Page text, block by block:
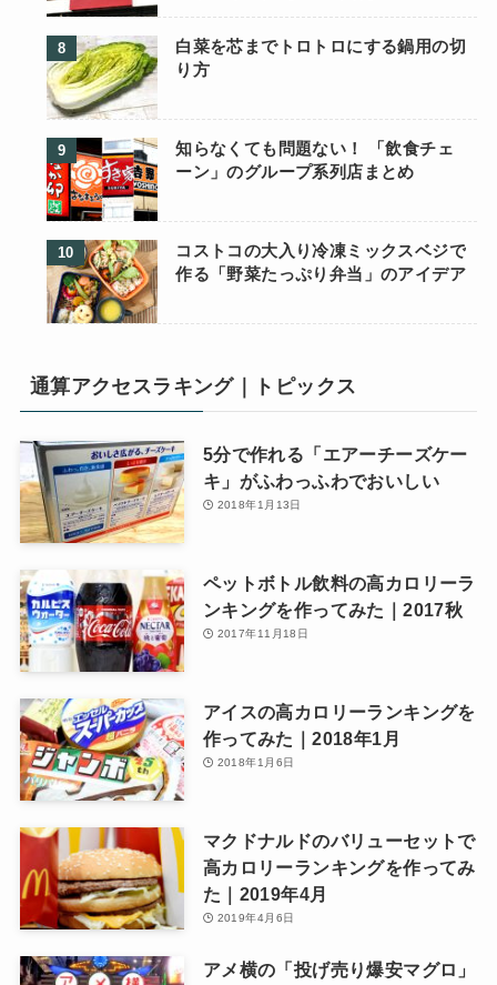
白菜を芯までトロトロにする鍋用の切
り方
知らなくても問題ない！ 「飲食チェ
ーン」のグループ系列店まとめ
コストコの大入り冷凍ミックスベジで
作る「野菜たっぷり弁当」のアイデア
通算アクセスラキング｜トピックス
5分で作れる「エアーチーズケー
キ」がふわっふわでおいしい
2018年1月13日
ペットボトル飲料の高カロリーラ
ンキングを作ってみた｜2017秋
2017年11月18日
アイスの高カロリーランキングを
作ってみた｜2018年1月
2018年1月6日
マクドナルドのバリューセットで
高カロリーランキングを作ってみ
た｜2019年4月
2019年4月6日
アメ横の「投げ売り爆安マグロ」